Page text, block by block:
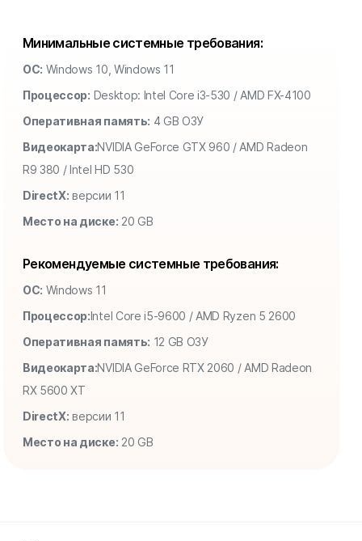
Минимальные системные требования:
ОС: Windows 10, Windows 11
Процессор: Desktop: Intel Core i3-530 / AMD FX-4100
Оперативная память: 4 GB ОЗУ
Видеокарта:NVIDIA GeForce GTX 960 / AMD Radeon
R9 380 / Intel HD 530
DirectX: версии 11
Место на диске: 20 GB
Рекомендуемые системные требования:
ОС: Windows 11
Процессор:Intel Core i5-9600 / AMD Ryzen 5 2600
Оперативная память: 12 GB ОЗУ
Видеокарта:NVIDIA GeForce RTX 2060 / AMD Radeon
RX 5600 XT
DirectX: версии 11
Место на диске: 20 GB